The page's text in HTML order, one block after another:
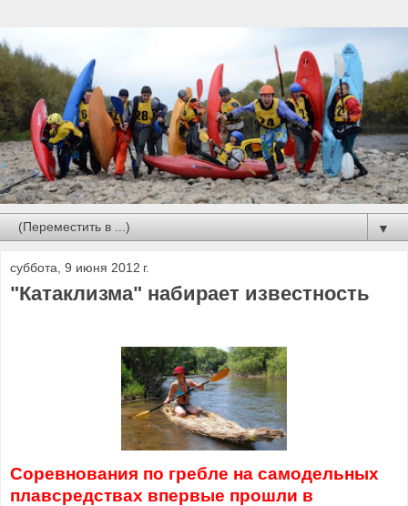
▼
суббота, 9 июня 2012 г.
"Катаклизма" набирает известность
Соревнования по гребле на самодельных
плавсредствах впервые прошли в